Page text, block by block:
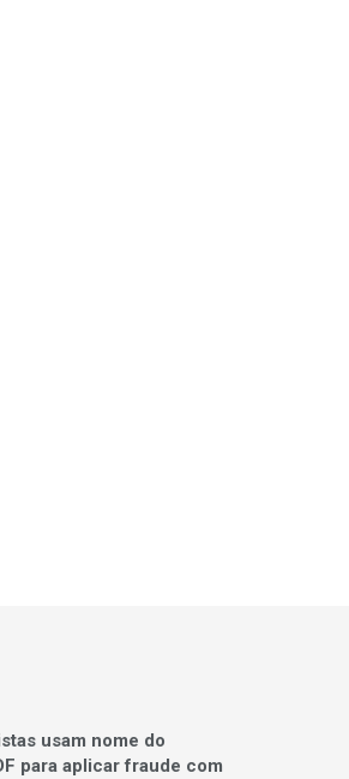
usam nome do
para aplicar fraude com